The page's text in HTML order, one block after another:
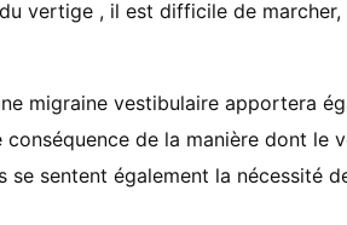
vertige , il est difficile de marcher,
migraine vestibulaire apportera
conséquence de la manière dont
se sentent également la nécessité